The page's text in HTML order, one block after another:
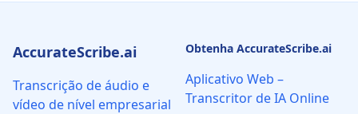
AccurateScribe.ai
Transcrição de áudio e
vídeo de nível empresarial
Obtenha AccurateScribe.ai
Aplicativo Web –
Transcritor de IA Online